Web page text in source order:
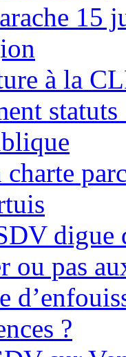
15
à la
digue
ou pas
?